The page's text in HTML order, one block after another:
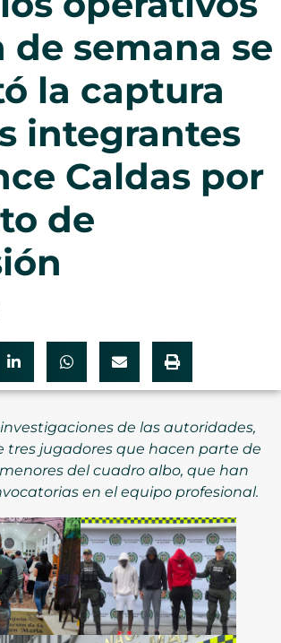
de semana se
la captura
integrantes
Caldas por
de
de las autoridades,
tres jugadores que hacen parte de
del cuadro albo, que han
en el equipo profesional.